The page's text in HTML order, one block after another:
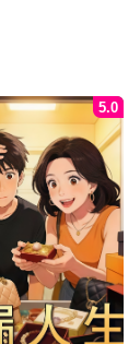
5.0